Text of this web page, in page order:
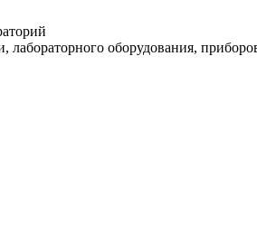
лабораторного оборудования,